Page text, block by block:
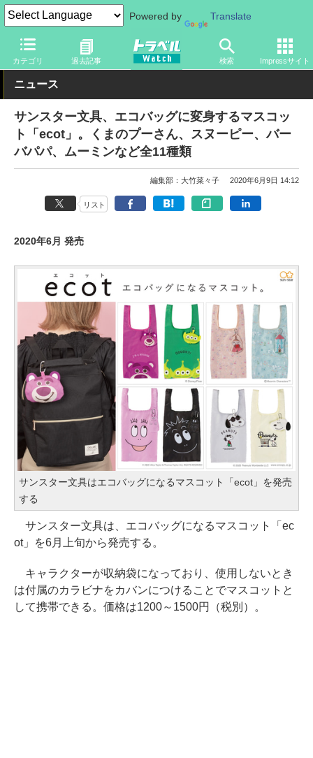
Powered by Translate
カテゴリ 過去記事 検索 Impressサイト
トラベル Watch 旅のアイテム 旅行グッズ バッグ
ニュース
サンスター文具、エコバッグに変身するマスコッ
ト「ecot」。くまのプーさん、スヌーピー、バー
バパパ、ムーミンなど全11種類
編集部：大竹菜々子 2020年6月9日 14:12
リスト
2020年6月 発売
サンスター文具はエコバッグになるマスコット「ecot」を発売
する
サンスター文具は、エコバッグになるマスコット「ec
ot」を6月上旬から発売する。
キャラクターが収納袋になっており、使用しないとき
は付属のカラビナをカバンにつけることでマスコットと
して携帯できる。価格は1200～1500円（税別）。